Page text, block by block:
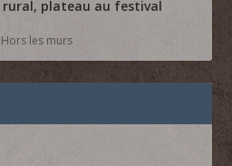
plateau au festival
Hors les murs